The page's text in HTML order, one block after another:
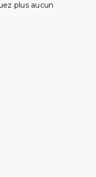
plus aucun